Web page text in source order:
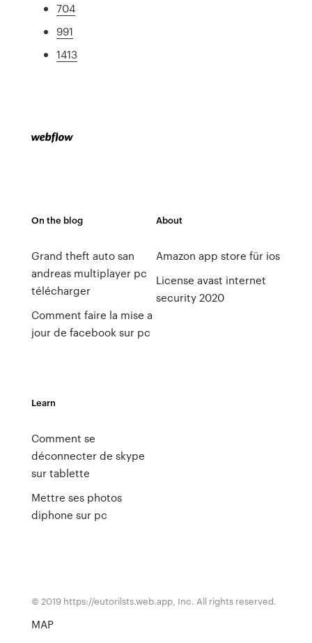
704
991
1413
On the blog
Grand theft auto san
andreas multiplayer pc
télécharger
Comment faire la mise a
jour de facebook sur pc
About
Amazon app store für ios
License avast internet
security 2020
Learn
Comment se
déconnecter de skype
sur tablette
Mettre ses photos
diphone sur pc
© 2019 https://eutorilsts.web.app, Inc. All rights reserved.
MAP